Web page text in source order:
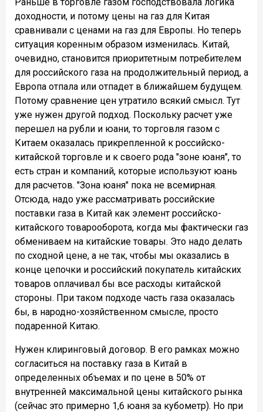
доходности, и потому цены на газ для Китая
сравнивали с ценами на газ для Европы. Но теперь
ситуация коренным образом изменилась. Китай,
очевидно, становится приоритетным потребителем
для российского газа на продолжительный период, а
Европа отпала или отпадет в ближайшем будущем.
Потому сравнение цен утратило всякий смысл. Тут
уже нужен другой подход. Поскольку расчет уже
перешел на рубли и юани, то торговля газом с
Китаем оказалась прикрепленной к российско-
китайской торговле и к своего рода "зоне юаня", то
есть стран и компаний, которые используют юань
для расчетов. "Зона юаня" пока не всемирная.
Отсюда, надо уже рассматривать российские
поставки газа в Китай как элемент российско-
китайского товарооборота, когда мы фактически газ
обмениваем на китайские товары. Это надо делать
по сходной цене, а не так, чтобы мы оказались в
конце цепочки и российский покупатель китайских
товаров оплачивал бы все расходы китайской
стороны. При таком подходе часть газа оказалась
бы, в народно-хозяйственном смысле, просто
подаренной Китаю.
Нужен клиринговый договор. В его рамках можно
согласиться на поставку газа в Китай в
определенных объемах и по цене в 50% от
внутренней максимальной цены китайского рынка
(сейчас это примерно 1,6 юаня за кубометр). Но при